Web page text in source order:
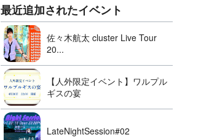
最近追加されたイベント
佐々木航太 cluster Live Tour
20...
【人外限定イベント】ワルプル
ギスの宴
LateNightSession#02